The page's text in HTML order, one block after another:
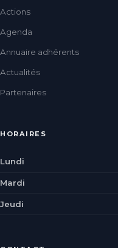
Actions
Agenda
Annuaire adhérents
Actualités
Partenaires
HORAIRES
Lundi
Mardi
Jeudi